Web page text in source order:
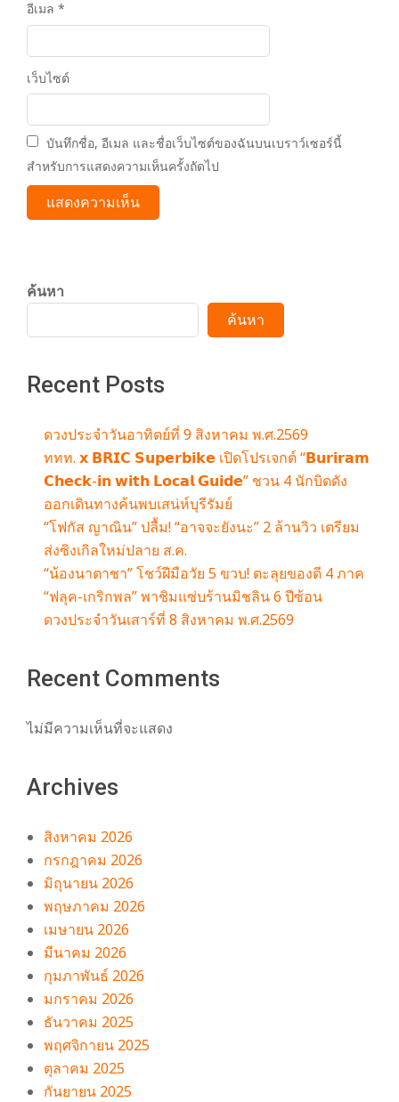
อีเมล *
เว็บไซต์
บันทึกชื่อ, อีเมล และชื่อเว็บไซต์ของฉันบนเบราว์เซอร์นี้
สำหรับการแสดงความเห็นครั้งถัดไป
ค้นหา
ค้นหา
Recent Posts
ดวงประจำวันอาทิตย์ที่ 9 สิงหาคม พ.ศ.2569
ททท. 𝘅 𝗕𝗥𝗜𝗖 𝗦𝘂𝗽𝗲𝗿𝗯𝗶𝗸𝗲 เปิดโปรเจกต์ “𝗕𝘂𝗿𝗶𝗿𝗮𝗺
𝗖𝗵𝗲𝗰𝗸-𝗶𝗻 𝘄𝗶𝘁𝗵 𝗟𝗼𝗰𝗮𝗹 𝗚𝘂𝗶𝗱𝗲” ชวน 4 นักบิดดัง
ออกเดินทางค้นพบเสน่ห์บุรีรัมย์
“โฟกัส ญาณิน” ปลื้ม! “อาจจะยังนะ” 2 ล้านวิว เตรียม
ส่งซิงเกิลใหม่ปลาย ส.ค.
“น้องนาตาชา” โชว์ฝีมือวัย 5 ขวบ! ตะลุยของดี 4 ภาค
“ฟลุค-เกริกพล” พาชิมแซ่บร้านมิชลิน 6 ปีซ้อน
ดวงประจำวันเสาร์ที่ 8 สิงหาคม พ.ศ.2569
Recent Comments
ไม่มีความเห็นที่จะแสดง
Archives
สิงหาคม 2026
กรกฎาคม 2026
มิถุนายน 2026
พฤษภาคม 2026
เมษายน 2026
มีนาคม 2026
กุมภาพันธ์ 2026
มกราคม 2026
ธันวาคม 2025
พฤศจิกายน 2025
ตุลาคม 2025
กันยายน 2025